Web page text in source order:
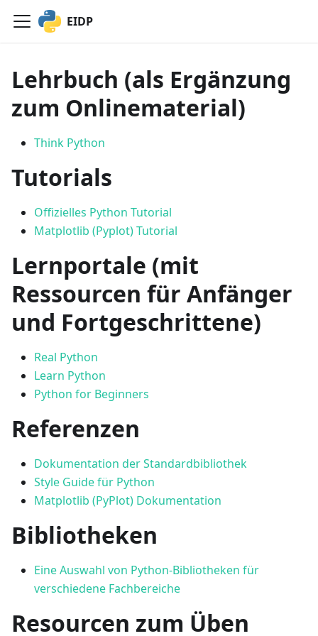
EIDP
Lehrbuch (als Ergänzung
zum Onlinematerial)
Think Python
Tutorials
Offizielles Python Tutorial
Matplotlib (Pyplot) Tutorial
Lernportale (mit
Ressourcen für Anfänger
und Fortgeschrittene)
Real Python
Learn Python
Python for Beginners
Referenzen
Dokumentation der Standardbibliothek
Style Guide für Python
Matplotlib (PyPlot) Dokumentation
Bibliotheken
Eine Auswahl von Python-Bibliotheken für
verschiedene Fachbereiche
Resourcen zum Üben